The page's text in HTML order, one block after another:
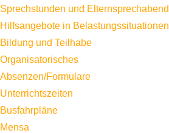
Sprechstunden und Elternsprechabend
Hilfsangebote in Belastungssituationen
Bildung und Teilhabe
Organisatorisches
Absenzen/Formulare
Unterrichtszeiten
Busfahrpläne
Mensa